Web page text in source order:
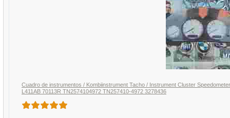
Cuadro de instrumentos / Kombiinstrument Tacho / Instrument Cluster
L411AB 70113R TN2574104972 TN257410-4972 3278436